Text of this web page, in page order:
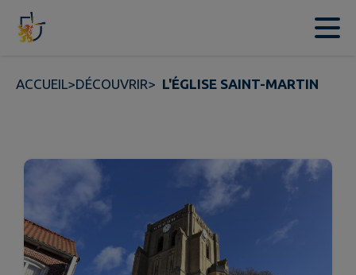
Contenu
ACCUEIL>DÉCOUVRIR> L'ÉGLISE SAINT-MARTIN